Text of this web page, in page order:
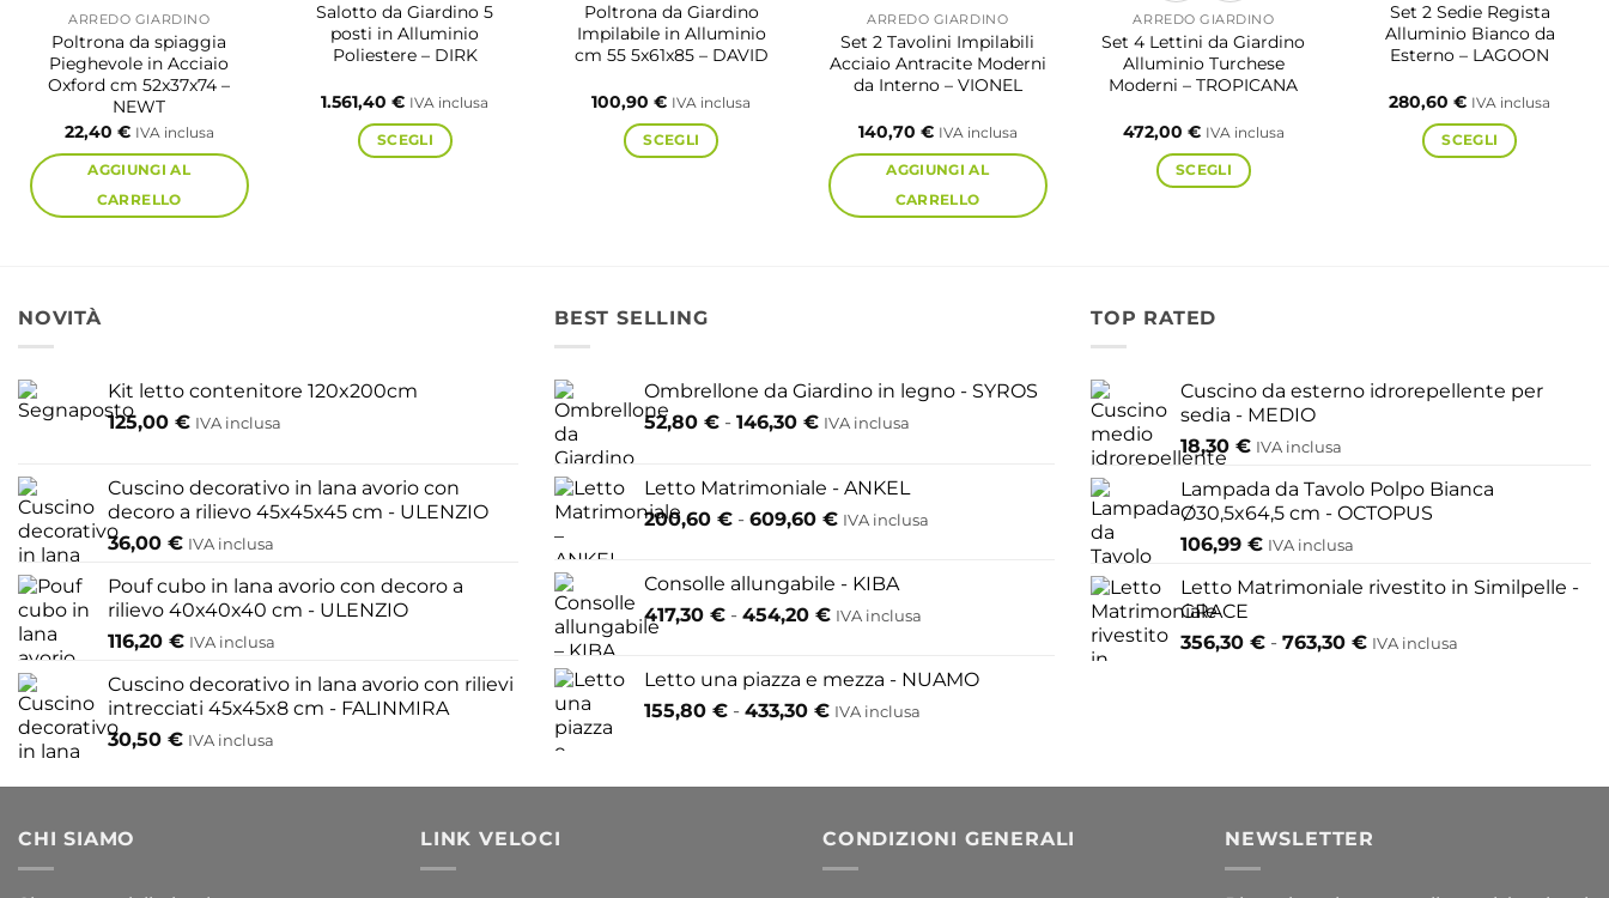
ARREDO GIARDINO
Poltrona da spiaggia
Pieghevole in Acciaio
Oxford cm 52x37x74 –
NEWT
22,40 € IVA inclusa
AGGIUNGI AL
CARRELLO
Salotto da Giardino 5
posti in Alluminio
Poliestere – DIRK
1.561,40€ IVA inclusa
SCEGLI
possono
nella
pagina
Poltrona da Giardino
Impilabile in Alluminio
cm 55 5x61x85 – DAVID
100,90€ IVA inclusa
SCEGLI
varianti.
possono
essere
nella
pagina
del
ARREDO GIARDINO
Set 2 Tavolini Impilabili
Acciaio Antracite Moderni
da Interno – VIONEL
140,70 € IVA inclusa
AGGIUNGI AL
CARRELLO
ARREDO GIARDINO
Set 4 Lettini da Giardino
Alluminio Turchese
Moderni – TROPICANA
472,00 € IVA inclusa
SCEGLI
più
opzioni
possono
essere
nella
pagina
del
prodotto
Set 2 Sedie Regista
Alluminio Bianco da
Esterno – LAGOON
280,60€ IVA inclusa
SCEGLI
possono
pagina
NOVITÀ
Kit letto contenitore 120x200cm
125,00 € IVA inclusa
Cuscino decorativo in lana avorio con
decoro a rilievo 45x45x45 cm - ULENZIO
36,00 € IVA inclusa
Pouf cubo in lana avorio con decoro a
rilievo 40x40x40 cm - ULENZIO
116,20 € IVA inclusa
Cuscino decorativo in lana avorio con rilievi
intrecciati 45x45x8 cm - FALINMIRA
30,50 € IVA inclusa
BEST SELLING
Ombrellone da Giardino in legno - SYROS
52,80 € - 146,30 €Fascia
da
52,80 €
146,30 €
IVA inclusa
Letto Matrimoniale - ANKEL
200,60 € - 609,60 €Fascia
da
200,60 €
609,60 €
IVA inclusa
Consolle allungabile - KIBA
417,30 € - 454,20 €Fascia
da
417,30 €
IVA inclusa
Letto una piazza e mezza - NUAMO
155,80 € - 433,30 €Fascia
da
a
IVA inclusa
TOP RATED
Cuscino da esterno idrorepellente per
sedia - MEDIO
18,30 € IVA inclusa
Lampada da Tavolo Polpo Bianca
Ø30,5x64,5 cm - OCTOPUS
106,99 € IVA inclusa
Letto Matrimoniale rivestito in Similpelle -
GRACE
356,30 € - 763,30 €Fascia
763,30 €
IVA inclusa
CHI SIAMO LINK VELOCI CONDIZIONI GENERALI NEWSLETTER